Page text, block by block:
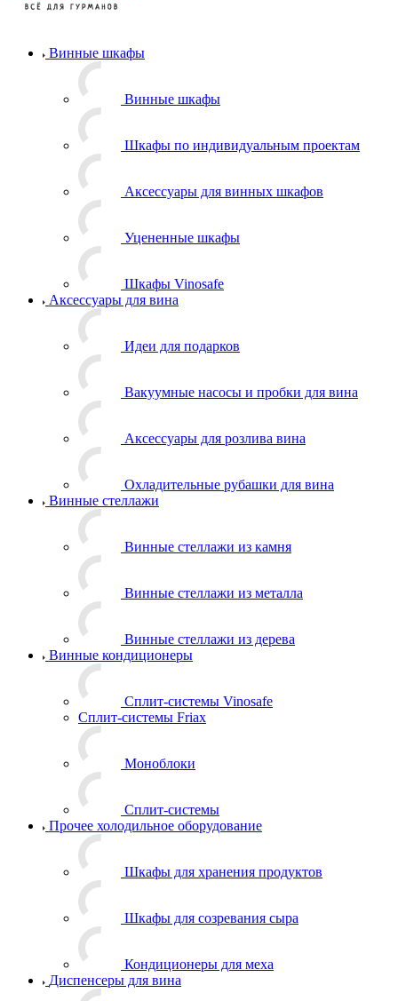
Винные шкафы
Винные шкафы
Шкафы по индивидуальным проектам
Аксессуары для винных шкафов
Уцененные шкафы
Шкафы Vinosafe
Аксессуары для вина
Идеи для подарков
Вакуумные насосы и пробки для вина
Аксессуары для розлива вина
Охладительные рубашки для вина
Винные стеллажи
Винные стеллажи из камня
Винные стеллажи из металла
Винные стеллажи из дерева
Винные кондиционеры
Сплит-системы Vinosafe
Сплит-системы Friax
Моноблоки
Сплит-системы
Прочее холодильное оборудование
Шкафы для хранения продуктов
Шкафы для созревания сыра
Кондиционеры для меха
Диспенсеры для вина